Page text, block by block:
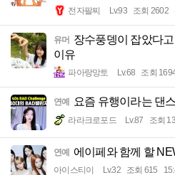
전자팔찌 Lv.93 조회 2602
유머 장수풍뎅이 잡았다
이유
파아랑망토 Lv.68 조회
연예 요즘 유행이라는 댄
라라크로포드 Lv.87 조회
연예 에이페와 함께 할
아이스티이 Lv.32 조회 615